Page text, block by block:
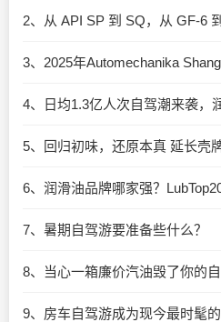
4、日均1.3亿人次自驾潮来袭，
5、回归初味，还原本真 延长壳
6、润滑油品牌哪家强？
7、暑期自驾游要准备些什么？
8、当心一箱廉价汽油毁了你的自
9、房车自驾游成为现今最时髦